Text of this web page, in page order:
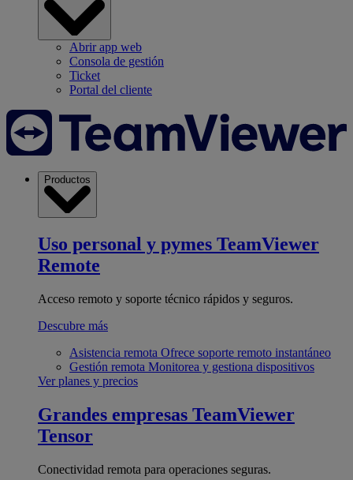
Abrir app web
Consola de gestión
Ticket
Portal del cliente
Productos
Uso personal y pymes TeamViewer
Remote
Acceso remoto y soporte técnico rápidos y seguros.
Descubre más
Asistencia remota Ofrece soporte remoto instantáneo
Gestión remota Monitorea y gestiona dispositivos
Ver planes y precios
Grandes empresas TeamViewer
Tensor
Conectividad remota para operaciones seguras.